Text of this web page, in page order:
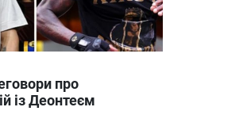
про
із Деонтеєм